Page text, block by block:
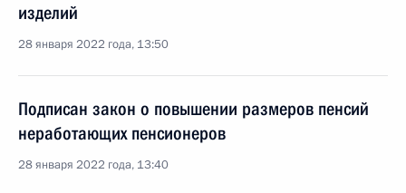
изделий
28 января 2022 года, 13:50
Подписан закон о повышении размеров пенсий
неработающих пенсионеров
28 января 2022 года, 13:40